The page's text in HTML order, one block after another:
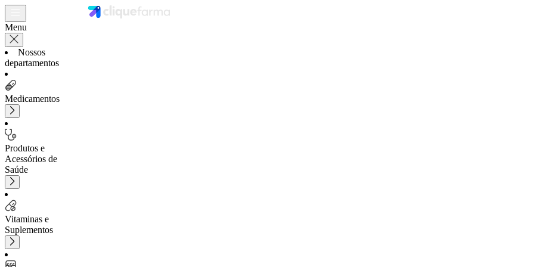
Menu
Nossos
departamentos
Medicamentos
Produtos e
Acessórios de
Saúde
Vitaminas e
Suplementos